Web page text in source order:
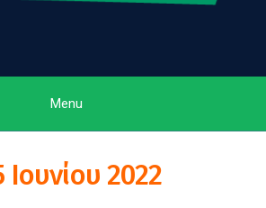
Menu
Ιουνίου 2022